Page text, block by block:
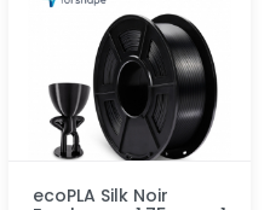
ecoPLA Silk Noir